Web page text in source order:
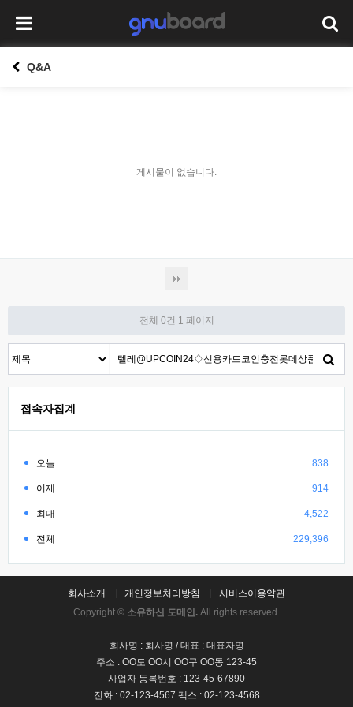
Q&A
게시물이 없습니다.
전체 0건 1 페이지
접속자집계
오늘 838
어제 914
최대 4,522
전체 229,396
회사소개 개인정보처리방침
서비스이용약관
Copyright © 소유하신 도메인. All rights reserved.
회사명 : 회사명 / 대표 : 대표자명
주소 : OO도 OO시 OO구 OO동 123-45
사업자 등록번호 : 123-45-67890
전화 : 02-123-4567 팩스 : 02-123-4568